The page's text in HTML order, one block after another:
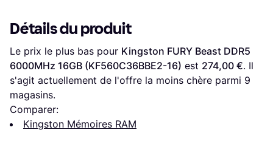
Détails du produit
Le prix le plus bas pour Kingston FURY Beast DDR5
6000MHz 16GB (KF560C36BBE2-16) est 274,00 €. Il
s'agit actuellement de l'offre la moins chère parmi 9
magasins.
Comparer:
Kingston Mémoires RAM